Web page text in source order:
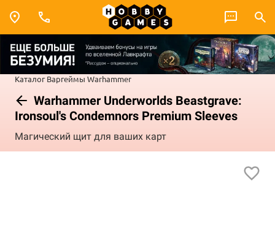
Каталог Варгеймы Warhammer
Warhammer Underworlds Beastgrave:
Ironsoul's Condemnors Premium Sleeves
Магический щит для ваших карт